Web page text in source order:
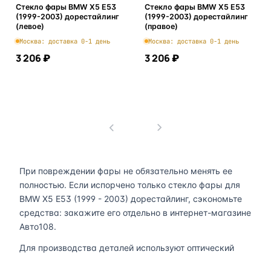
Стекло фары BMW X5 E53
(1999-2003) дорестайлинг
(левое)
Москва: доставка 0-1 день
3 206 ₽
Стекло фары BMW X5 E53
(1999-2003) дорестайлинг
(правое)
Москва: доставка 0-1 день
3 206 ₽
При повреждении фары не обязательно менять ее
полностью. Если испорчено только стекло фары для
BMW X5 E53 (1999 - 2003) дорестайлинг, сэкономьте
средства: закажите его отдельно в интернет-магазине
Авто108.
Для производства деталей используют оптический